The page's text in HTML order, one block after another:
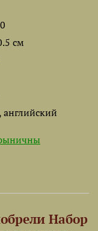
см
английский
Набор